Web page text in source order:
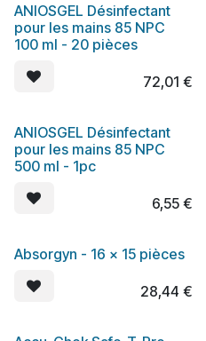
ANIOSGEL Désinfectant
pour les mains 85 NPC
100 ml - 20 pièces
72,01 €
ANIOSGEL Désinfectant
pour les mains 85 NPC
500 ml - 1pc
6,55€
Absorgyn - 16 x 15 pièces
28,44 €